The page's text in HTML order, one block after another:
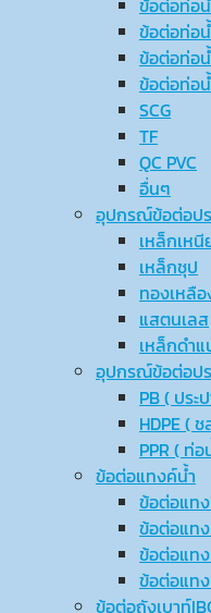
ข้อต่อท่อน้
ข้อต่อท่อน้
ข้อต่อท่อน้
ข้อต่อท่อ
SCG
TF
QC PVC
อื่นๆ
อุปกรณ์ข้อต่อปร
เหล็กเหนี
เหล็กชุป
ทองเหลื
แสตนเลส
เหล็กดำแ
อุปกรณ์ข้อต่อป
PB ( ปร
HDPE (
PPR ( ท่
ข้อต่อแทงค์น้ำ
ข้อต่อแท
ข้อต่อแท
ข้อต่อแท
ข้อต่อแท
ข้อต่อถังเบาท์